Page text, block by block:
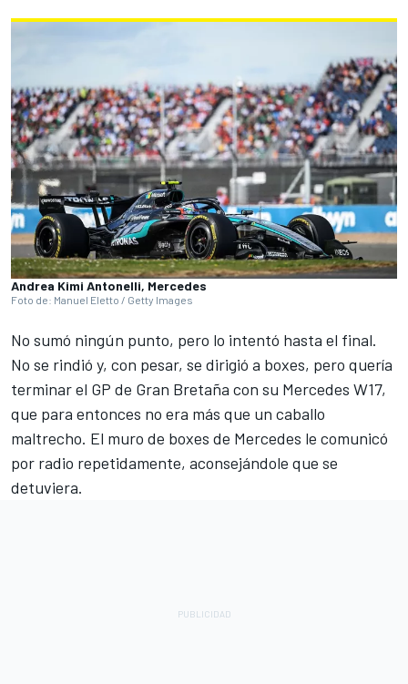
Andrea Kimi Antonelli, Mercedes
Foto de: Manuel Eletto / Getty Images
No sumó ningún punto, pero lo intentó hasta el final.
No se rindió y, con pesar, se dirigió a boxes, pero quería
terminar el GP de Gran Bretaña con su Mercedes W17,
que para entonces no era más que un caballo
maltrecho. El muro de boxes de Mercedes le comunicó
por radio repetidamente, aconsejándole que se
detuviera.